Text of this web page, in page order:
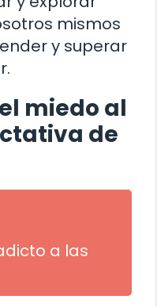
mismos
y superar
miedo al
de
a las